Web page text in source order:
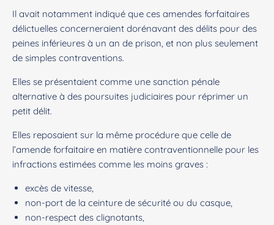
Il avait notamment indiqué que ces amendes forfaitaires
délictuelles concerneraient dorénavant des délits pour des
peines inférieures à un an de prison, et non plus seulement
de simples contraventions.
Elles se présentaient comme une sanction pénale
alternative à des poursuites judiciaires pour réprimer un
petit délit.
Elles reposaient sur la même procédure que celle de
l’amende forfaitaire en matière contraventionnelle pour les
infractions estimées comme les moins graves :
excès de vitesse,
non-port de la ceinture de sécurité ou du casque,
non-respect des clignotants,